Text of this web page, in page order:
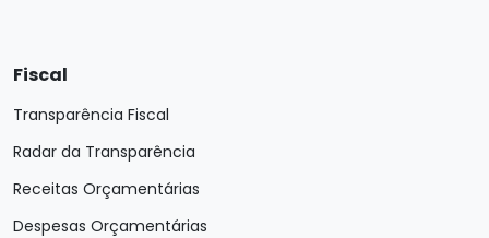
Fiscal
Transparência Fiscal
Radar da Transparência
Receitas Orçamentárias
Despesas Orçamentárias